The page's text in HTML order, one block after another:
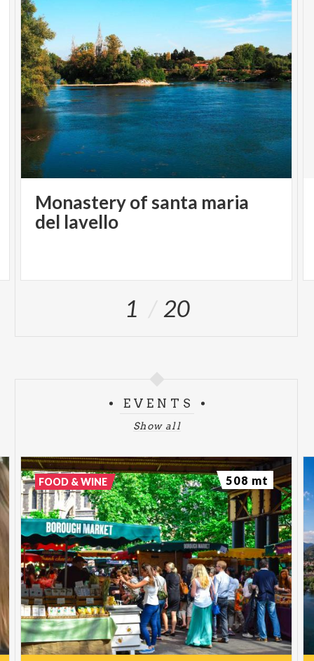
Monastery of santa maria
del lavello
1 20
EVENTS
Show all
FOOD & WINE 508 mt